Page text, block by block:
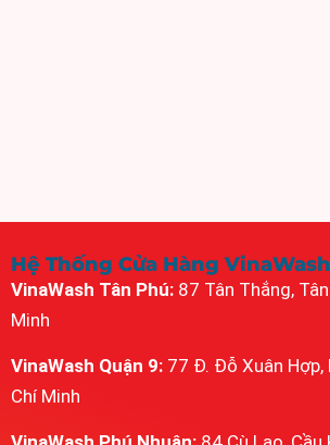
Hệ Thống Cửa Hàng VinaWash
VinaWash Tân Phú: 87 Tân Thắng,
Minh
VinaWash Quận 9: 77 Đ. Đỗ Xuân Hợp,
Chí Minh